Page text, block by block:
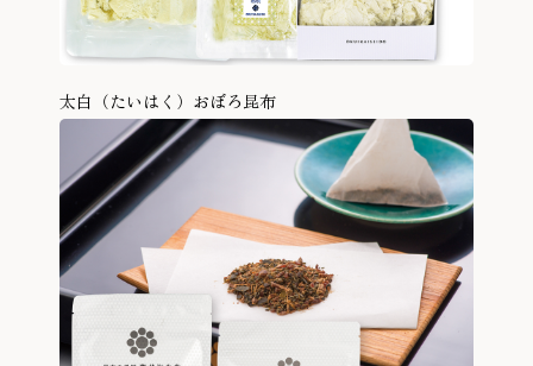
太白（たいはく）おぼろ昆布
商品を見る